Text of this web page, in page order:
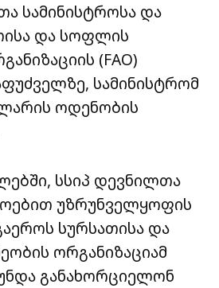
სამინისტროსა და
და სოფლის
(FAO)
სამინისტრომ
ოდენობის
სსიპ დევნილთა
უზრუნველყოფის
სურსათისა და
ორგანიზაციამ
განახორციელონ